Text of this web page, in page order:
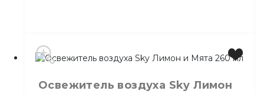
Бренд
ECOnom
Освежитель воздуха Sky Лимон